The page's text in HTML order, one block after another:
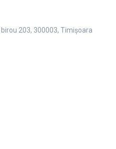
203, 300003, Timișoara